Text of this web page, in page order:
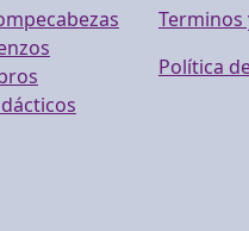
Terminos
Política